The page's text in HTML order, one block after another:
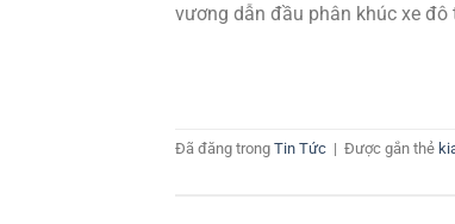
vương dẫn đầu phân khúc xe
Đã đăng trong Tin Tức | Được gắn thẻ